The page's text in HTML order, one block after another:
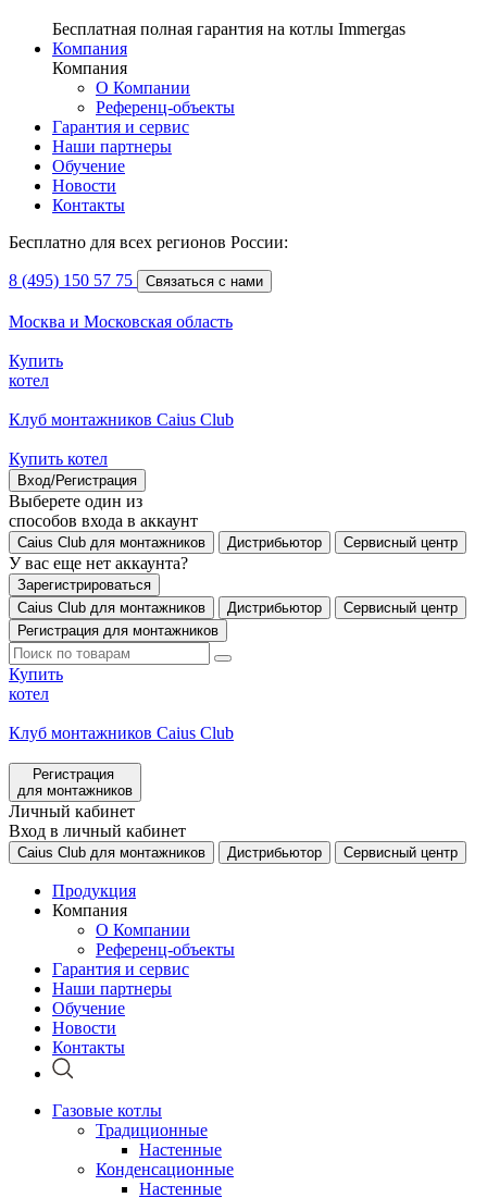
Бесплатная полная гарантия на котлы Immergas
Компания
Компания
О Компании
Референц-объекты
Гарантия и сервис
Наши партнеры
Обучение
Новости
Контакты
Бесплатно для всех регионов России:
8 (495) 150 57 75 Связаться с нами
Москва и Московская область
Купить
котел
Клуб монтажников Caius Club
Купить котел
Вход/Регистрация
Выберете один из
способов входа в аккаунт
Caius Club для монтажников Дистрибьютор Сервисный центр
У вас еще нет аккаунта?
Зарегистрироваться
Caius Club для монтажников
Дистрибьютор
Сервисный центр
Регистрация для монтажников
Купить
котел
Клуб монтажников Caius Club
Регистрация
для монтажников
Личный кабинет
Вход в личный кабинет
Caius Club для монтажников Дистрибьютор Сервисный центр
Продукция
Компания
О Компании
Референц-объекты
Гарантия и сервис
Наши партнеры
Обучение
Новости
Контакты
Газовые котлы
Традиционные
Настенные
Конденсационные
Настенные